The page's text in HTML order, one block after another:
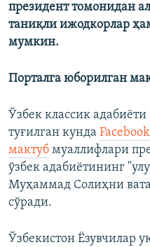
президент томонидан
таниқли ижодкорлар
мумкин.
Порталга юборилган
Ўзбек классик
туғилган кунда
мактуб муаллифлари
ўзбек адабиëтининг
Муҳаммад Солиҳни
сўради.
Ўзбекистон Ëзувчилар